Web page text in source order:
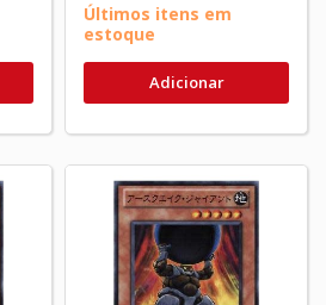
Últimos itens em
estoque
Adicionar